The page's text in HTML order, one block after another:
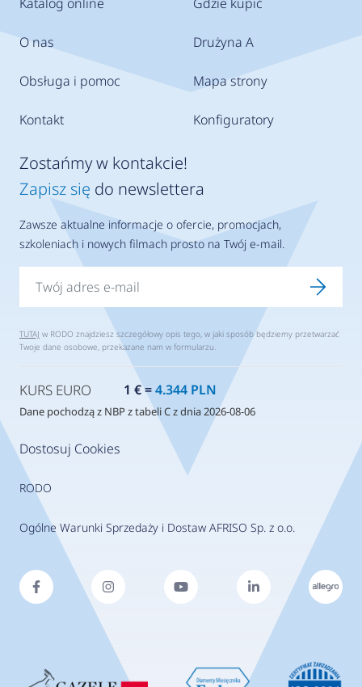
Katalog online
O nas
Obsługa i pomoc
Kontakt
Gdzie kupić
Drużyna A
Mapa strony
Konfiguratory
Dostosuj Cookies
RODO
Ogólne Warunki Sprzedaży i Dostaw AFRISO Sp. z o.o.
Zostańmy w kontakcie!
Zapisz się do newslettera
Zawsze aktualne informacje o ofercie, promocjach,
szkoleniach i nowych filmach prosto na Twój e-mail.
TUTAJ w RODO znajdziesz szczegółowy opis tego, w jaki sposób będziemy przetwarzać
Twoje dane osobowe, przekazane nam w formularzu.
KURS EURO 1 € =4.344 PLN
Dane pochodzą z NBP z tabeli C z dnia 2026-08-06